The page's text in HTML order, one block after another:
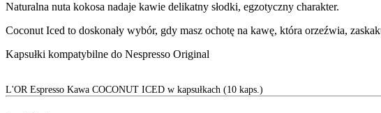
Naturalna nuta kokosa nadaje kawie delikatny słodki, egzotyczny charakter.
Coconut Iced to doskonały wybór, gdy masz ochotę na kawę, która orzeźwia,
Kapsułki kompatybilne do Nespresso Original
L'OR Espresso Kawa COCONUT ICED w kapsułkach (10 kaps.)